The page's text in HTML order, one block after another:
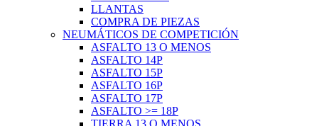
LLANTAS
COMPRA DE PIEZAS
NEUMÁTICOS DE COMPETICIÓN
ASFALTO 13 O MENOS
ASFALTO 14P
ASFALTO 15P
ASFALTO 16P
ASFALTO 17P
ASFALTO >= 18P
TIERRA 13 O MENOS